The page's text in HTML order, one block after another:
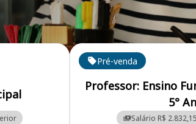
Pré-venda
Professor: Ensino
5°
Salário R$ 2.832,15